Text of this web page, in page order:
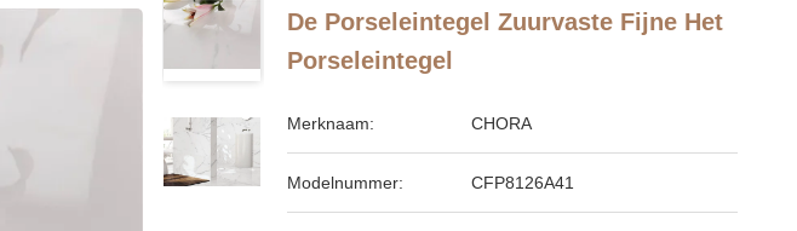
De Porseleintegel Zuurvaste Fijne Het
Porseleintegel
Merknaam: CHORA
Modelnummer: CFP8126A41